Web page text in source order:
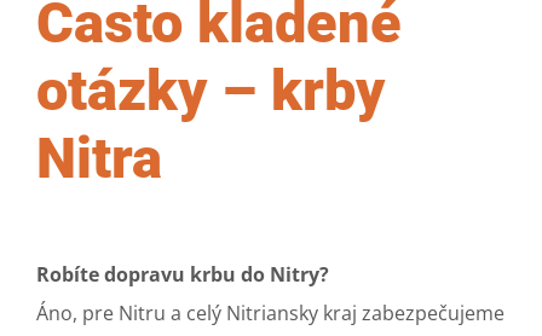
Často kladené
otázky – krby
Nitra
Robíte dopravu krbu do Nitry?
Áno, pre Nitru a celý Nitriansky kraj zabezpečujeme